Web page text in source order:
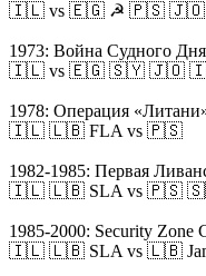
🇮🇱 vs 🇪🇬 ☭ 🇵🇸 🇯🇴
1973: Война Судного Дня
🇮🇱 vs 🇪🇬 🇸🇾 🇯🇴
1978: Операция
🇮🇱 🇱🇧 FLA vs 🇵🇸
1982-1985: Первая
🇮🇱 🇱🇧 SLA vs 🇵🇸 🇸🇾
1985-2000: Security Zone
🇮🇱 🇱🇧 SLA vs 🇱🇧